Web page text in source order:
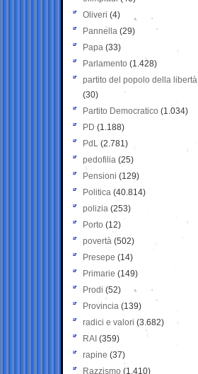
Oliveri (4)
Pannella (29)
Papa (33)
Parlamento (1.428)
partito del popolo della libertà
(30)
Partito Democratico (1.034)
PD (1.188)
PdL (2.781)
pedofilia (25)
Pensioni (129)
Politica (40.814)
polizia (253)
Porto (12)
povertà (502)
Presepe (14)
Primarie (149)
Prodi (52)
Provincia (139)
radici e valori (3.682)
RAI (359)
rapine (37)
Razzismo (1.410)